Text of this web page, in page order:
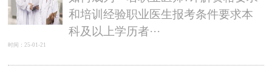
和培训经验职业医生报考条件要求本
科及以上学历者···
时间：25-01-21